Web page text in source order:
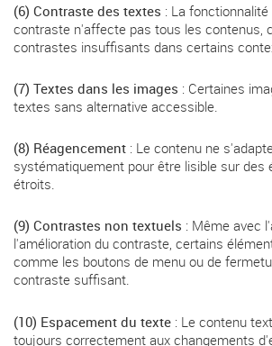
(6) Contraste des textes : La
contraste n'affecte pas tous les contenus,
contrastes insuffisants dans certains
(7) Textes dans les images : Certaines
textes sans alternative accessible.
(8) Réagencement : Le contenu ne
systématiquement pour être lisible sur des
étroits.
(9) Contrastes non textuels : Même avec
l'amélioration du contraste, certains
comme les boutons de menu ou de
contraste suffisant.
(10) Espacement du texte : Le contenu
toujours correctement aux changements